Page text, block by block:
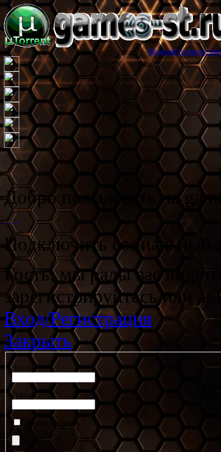
Игровой торрент трекер games-
Добро пожаловать на
Подключить социальный
Гость, мы рады вас
зарегистрируйтесь или
Вход/Регистрация
Закрыть
Логин
Пароль
Запомнить меня